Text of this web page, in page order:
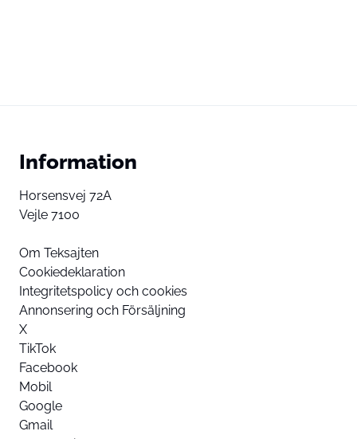
Information
Horsensvej 72A
Vejle 7100
Om Teksajten
Cookiedeklaration
Integritetspolicy och cookies
Annonsering och Försäljning
X
TikTok
Facebook
Mobil
Google
Gmail